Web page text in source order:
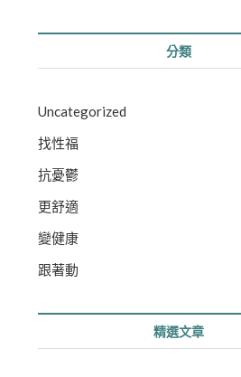
分類
Uncategorized
找性福
抗憂鬱
更舒適
變健康
跟著動
精選文章